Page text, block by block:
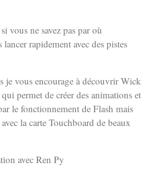
vous ne savez pas par où
rapidement avec des pistes
je vous encourage à découvrir Wick
permet de créer des animations et
le fonctionnement de Flash mais
la carte Touchboard de beaux
avec Ren Py